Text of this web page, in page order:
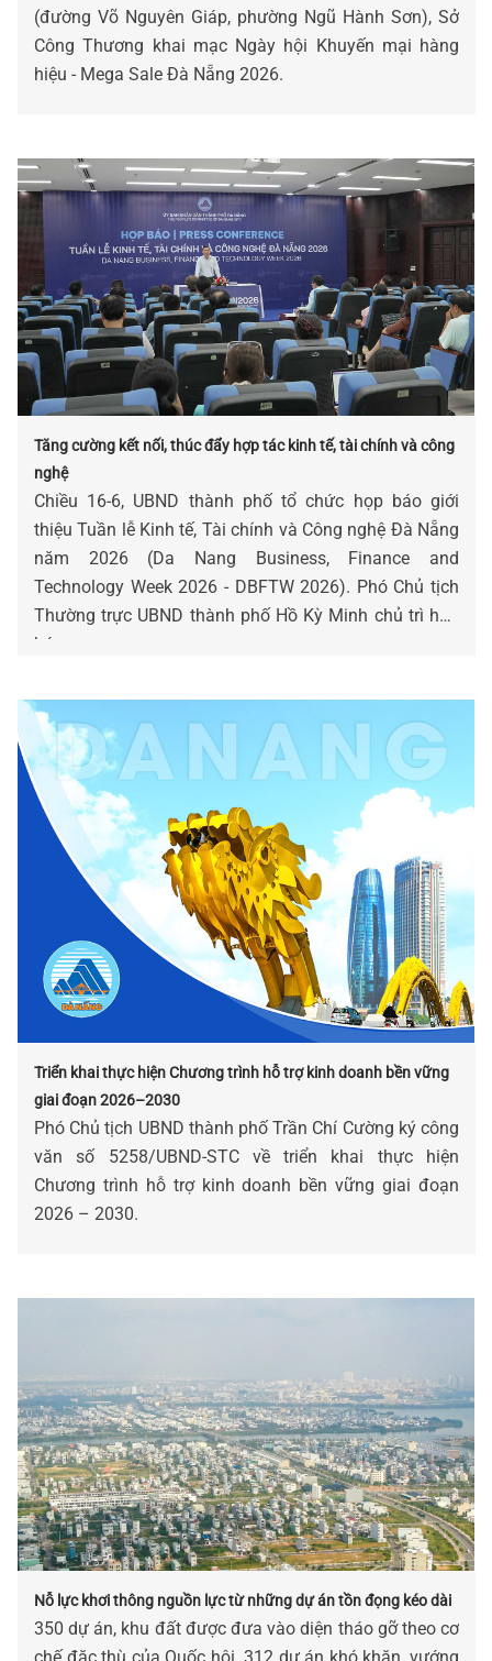
(đường Võ Nguyên Giáp, phường Ngũ Hành Sơn), Sở
Công Thương khai mạc Ngày hội Khuyến mại hàng
hiệu - Mega Sale Đà Nẵng 2026.
Tăng cường kết nối, thúc đẩy hợp tác kinh tế, tài chính và công
nghệ
Chiều 16-6, UBND thành phố tổ chức họp báo giới
thiệu Tuần lễ Kinh tế, Tài chính và Công nghệ Đà Nẵng
năm 2026 (Da Nang Business, Finance and
Technology Week 2026 - DBFTW 2026). Phó Chủ tịch
Thường trực UBND thành phố Hồ Kỳ Minh chủ trì họp
báo.
Triển khai thực hiện Chương trình hỗ trợ kinh doanh bền vững
giai đoạn 2026–2030
Phó Chủ tịch UBND thành phố Trần Chí Cường ký công
văn số 5258/UBND-STC về triển khai thực hiện
Chương trình hỗ trợ kinh doanh bền vững giai đoạn
2026 – 2030.
Nỗ lực khơi thông nguồn lực từ những dự án tồn đọng kéo dài
350 dự án, khu đất được đưa vào diện tháo gỡ theo cơ